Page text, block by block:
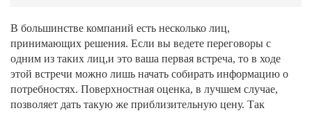
В большинстве компаний есть несколько лиц,
принимающих решения. Если вы ведете переговоры с
одним из таких лиц,и это ваша первая встреча, то в ходе
этой встречи можно лишь начать собирать информацию о
потребностях. Поверхностная оценка, в лучшем случае,
позволяет дать такую же приблизительную цену. Так